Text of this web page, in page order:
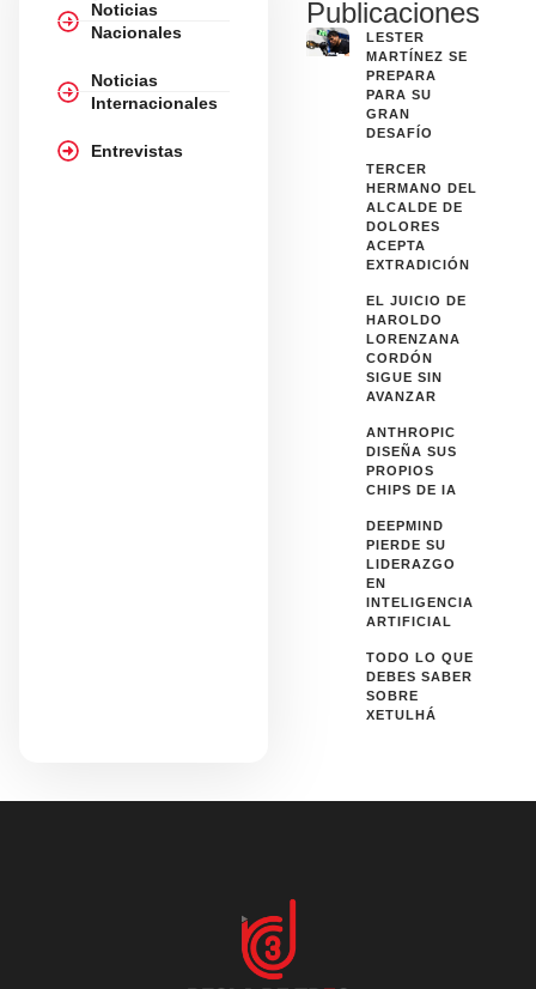
Noticias
Nacionales
Noticias
Internacionales
Entrevistas
Publicaciones
LESTER
MARTÍNEZ SE
PREPARA
PARA SU
GRAN
DESAFÍO
TERCER
HERMANO DEL
ALCALDE DE
DOLORES
ACEPTA
EXTRADICIÓN
EL JUICIO DE
HAROLDO
LORENZANA
CORDÓN
SIGUE SIN
AVANZAR
ANTHROPIC
DISEÑA SUS
PROPIOS
CHIPS DE IA
DEEPMIND
PIERDE SU
LIDERAZGO
EN
INTELIGENCIA
ARTIFICIAL
TODO LO QUE
DEBES SABER
SOBRE
XETULHÁ